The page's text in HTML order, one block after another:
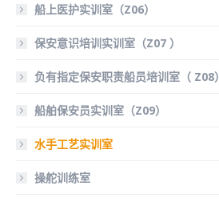
船上医护实训室（Z06）
保安意识培训实训室（Z07 ）
负有指定保安职责船员培训室（ Z08）
船舶保安员实训室（Z09）
水手工艺实训室
操舵训练室